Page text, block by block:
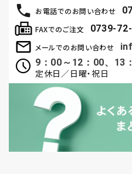
お電話でのお問い合わせ
メールでのお問い合わせ
9：00～12：00、13
定休日／日曜・祝日
FAXでのご注文 0739-